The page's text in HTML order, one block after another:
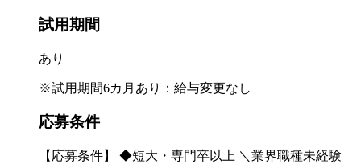
試用期間
あり
※試用期間6カ月あり：給与変更なし
応募条件
【応募条件】 ◆短大・専門卒以上 ＼業界職種未経験